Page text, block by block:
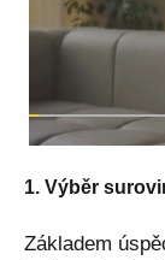
1. Výběr
Základem